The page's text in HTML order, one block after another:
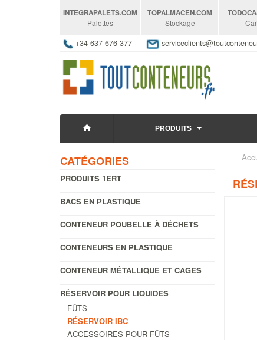
INTEGRAPALETS.COM
Palettes
TOPALMACEN.COM
Stockage
+34 637 676 377
PRODUITS
CATÉGORIES
PRODUITS 1ERT
BACS EN PLASTIQUE
CONTENEUR POUBELLE À DÉCHETS
CONTENEURS EN PLASTIQUE
CONTENEUR MÉTALLIQUE ET CAGES
RÉSERVOIR POUR LIQUIDES
FÛTS
RÉSERVOIR IBC
ACCESSOIRES POUR FÛTS